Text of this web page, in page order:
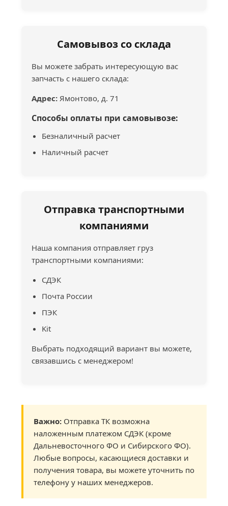
Самовывоз со склада
Вы можете забрать интересующую вас
запчасть с нашего склада:
Адрес: Ямонтово, д. 71
Способы оплаты при самовывозе:
Безналичный расчет
Наличный расчет
Отправка транспортными
компаниями
Наша компания отправляет груз
транспортными компаниями:
СДЭК
Почта России
ПЭК
Kit
Выбрать подходящий вариант вы можете,
связавшись с менеджером!
Важно: Отправка ТК возможна
наложенным платежом СДЭК (кроме
Дальневосточного ФО и Сибирского ФО).
Любые вопросы, касающиеся доставки и
получения товара, вы можете уточнить по
телефону у наших менеджеров.